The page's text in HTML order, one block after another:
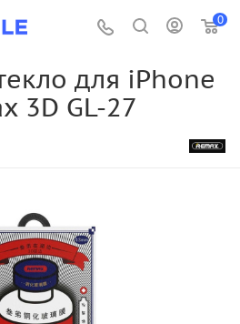
0
для iPhone
3D GL-27